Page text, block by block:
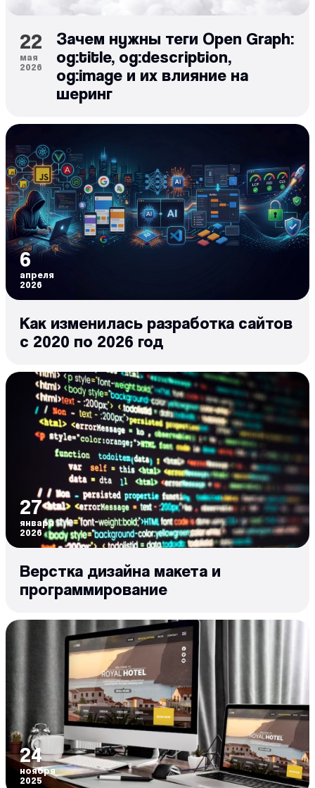
22
мая
2026
Зачем нужны теги Open Graph:
og:title, og:description,
og:image и их влияние на
шеринг
6
апреля
2026
Как изменилась разработка сайтов
с 2020 по 2026 год
27
января
2026
Верстка дизайна макета и
программирование
24
ноября
2025